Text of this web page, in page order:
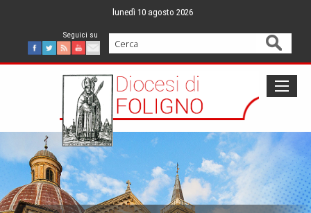
content
lunedì 10 agosto 2026
Facebook
Twitter
FeedYoutube
Mail
Cerca